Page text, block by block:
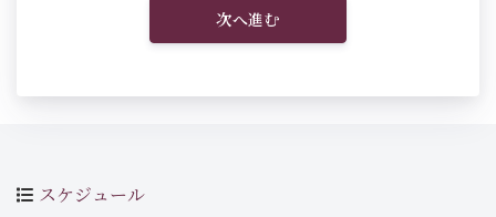
次へ進む
スケジュール